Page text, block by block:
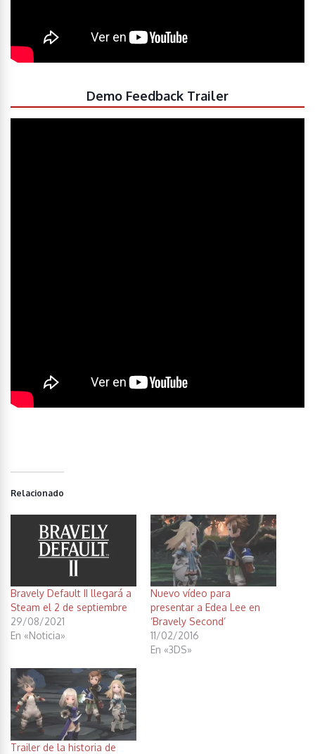
Demo Feedback Trailer
Relacionado
Bravely Default II llegará a
Steam el 2 de septiembre
29/08/2021
En «Noticia»
Nuevo vídeo para
presentar a Edea Lee en
‘Bravely Second’
11/02/2016
En «3DS»
Trailer de la historia de